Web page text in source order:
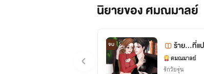
ขิง ศมณมาลย์
นิยายของ ศมณมาลย์
จบ ร้าย...ที่แ
ศมณมาลย์
รักวัยรุ่น